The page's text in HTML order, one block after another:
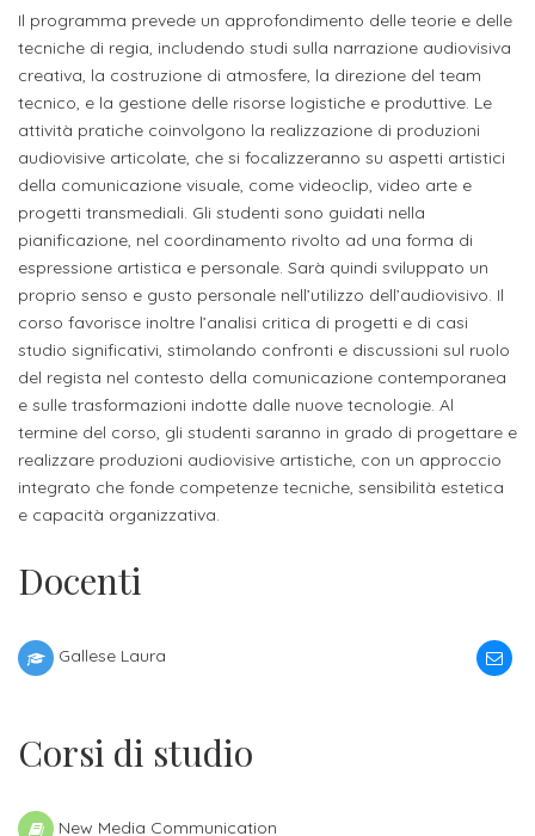
e stage
News
Orientamento
Contatti
ECTS
Manualistica
Organigramma
Laboratori
sede
TERZA
MISSIONE
Progetti
Terza
Missione
CAPITALE
ITALIANA
CULTURA
2023
RETE
COLLABORAZIONE
Arti
Visive
Dipartimento
di
Comunicazione
e
Didattica
dell'arte
Dipartimento
di
Progettazione
e
Arti
Applicate
DOTTORATI
Arti
e
Tecnologico
ERASMUS+
SERVIZI
ALLO
STUDIO
Inclusione
Carriera
Alias
Iscrizione
a
corsi
singoli
Laboratori
sede
Servizio
Login
aziende
OPPORTUNITÀ
GLI
STUDENTI
Stage
attivabili
Opportunità
di
lavoro
Aziende
Gli
step
per
diventare
un
nostro
studente
Iscriviti
alla
Newsletter
OPPORTUNITÀ
FSL
attività
gli
Istituti
TUTTA
Come
Iscriversi
Gli
step
per
diventare
un
nostro
studente
studente
iscritto
docente
referente
d'azienda
Il programma prevede un approfondimento delle teorie e delle
tecniche di regia, includendo studi sulla narrazione audiovisiva
creativa, la costruzione di atmosfere, la direzione del team
tecnico, e la gestione delle risorse logistiche e produttive. Le
attività pratiche coinvolgono la realizzazione di produzioni
audiovisive articolate, che si focalizzeranno su aspetti artistici
della comunicazione visuale, come videoclip, video arte e
progetti transmediali. Gli studenti sono guidati nella
pianificazione, nel coordinamento rivolto ad una forma di
espressione artistica e personale. Sarà quindi sviluppato un
proprio senso e gusto personale nell’utilizzo dell’audiovisivo. Il
corso favorisce inoltre l’analisi critica di progetti e di casi
studio significativi, stimolando confronti e discussioni sul ruolo
del regista nel contesto della comunicazione contemporanea
e sulle trasformazioni indotte dalle nuove tecnologie. Al
termine del corso, gli studenti saranno in grado di progettare e
realizzare produzioni audiovisive artistiche, con un approccio
integrato che fonde competenze tecniche, sensibilità estetica
e capacità organizzativa.
Docenti
Gallese Laura
Corsi di studio
New Media Communication